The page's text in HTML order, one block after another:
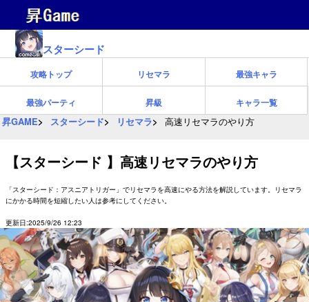
スターシード
攻略トップ リセマラ 最強キャラ
最強パーティ 昇級 キャラ一覧
昇GAME スターシード リセマラ 高速リセマラのやり方
【スターシード 】高速リセマラのやり方
「スターシード：アスニアトリガー」でリセマラを高速にやる方法を解説しています。リセマラ
にかかる時間を短縮したい人は参考にしてください。
更新日:2025/9/26 12:23